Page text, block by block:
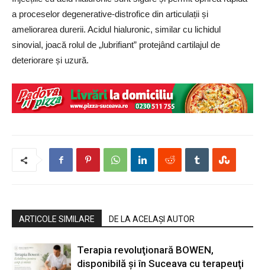
a proceselor degenerative-distrofice din articulații și
ameliorarea durerii. Acidul hialuronic, similar cu lichidul
sinovial, joacă rolul de „lubrifiant” protejând cartilajul de
deteriorare și uzură.
ARTICOLE SIMILARE DE LA ACELAȘI AUTOR
Terapia revoluţionară BOWEN,
disponibilă şi în Suceava cu terapeuţi